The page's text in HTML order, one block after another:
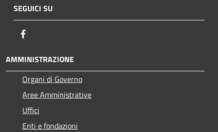
SEGUICI SU
AMMINISTRAZIONE
Organi di Governo
Aree Amministrative
Uffici
Enti e fondazioni